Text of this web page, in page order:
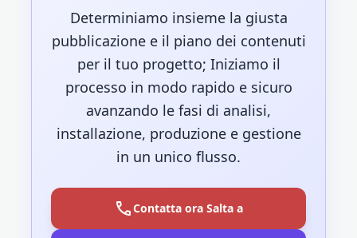
Determiniamo insieme la giusta
pubblicazione e il piano dei contenuti
per il tuo progetto; Iniziamo il
processo in modo rapido e sicuro
avanzando le fasi di analisi,
installazione, produzione e gestione
in un unico flusso.
callContatta ora Salta a